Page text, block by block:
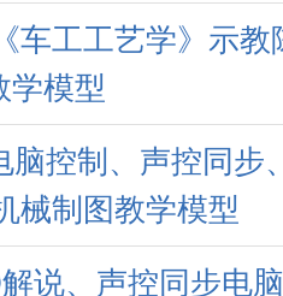
车工工艺学》示教
学模型
脑控制、声控同步
械制图教学模型
说、声控同步电